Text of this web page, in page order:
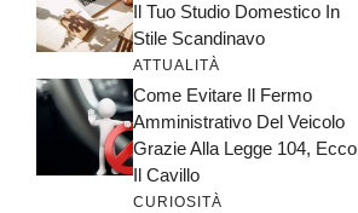
Il Tuo Studio Domestico In
Stile Scandinavo
ATTUALITÀ
Come Evitare Il Fermo
Amministrativo Del Veicolo
Grazie Alla Legge 104, Ecco
Il Cavillo
CURIOSITÀ